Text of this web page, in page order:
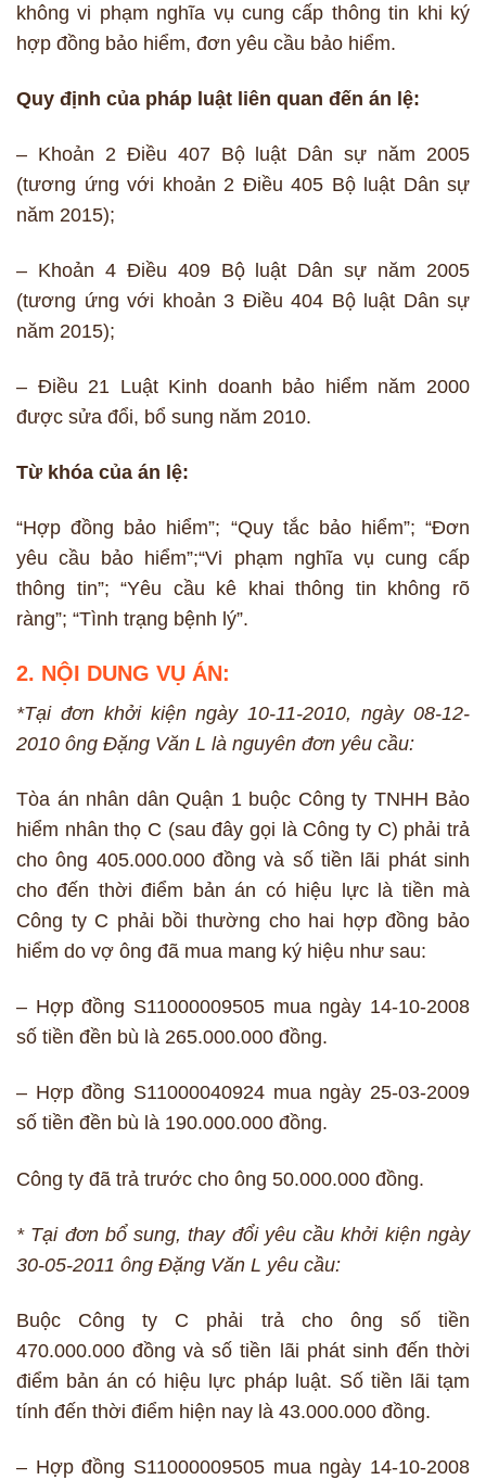
không vi phạm nghĩa vụ cung cấp thông tin khi ký
hợp đồng bảo hiểm, đơn yêu cầu bảo hiểm.
Quy định của pháp luật liên quan đến án lệ:
– Khoản 2 Điều 407 Bộ luật Dân sự năm 2005
(tương ứng với khoản 2 Điều 405 Bộ luật Dân sự
năm 2015);
– Khoản 4 Điều 409 Bộ luật Dân sự năm 2005
(tương ứng với khoản 3 Điều 404 Bộ luật Dân sự
năm 2015);
– Điều 21 Luật Kinh doanh bảo hiểm năm 2000
được sửa đổi, bổ sung năm 2010.
Từ khóa của án lệ:
“Hợp đồng bảo hiểm”; “Quy tắc bảo hiểm”; “Đơn
yêu cầu bảo hiểm”;“Vi phạm nghĩa vụ cung cấp
thông tin”; “Yêu cầu kê khai thông tin không rõ
ràng”; “Tình trạng bệnh lý”.
2. NỘI DUNG VỤ ÁN:
*Tại đơn khởi kiện ngày 10-11-2010, ngày 08-12-
2010 ông Đặng Văn L là nguyên đơn yêu cầu:
Tòa án nhân dân Quận 1 buộc Công ty TNHH Bảo
hiểm nhân thọ C (sau đây gọi là Công ty C) phải trả
cho ông 405.000.000 đồng và số tiền lãi phát sinh
cho đến thời điểm bản án có hiệu lực là tiền mà
Công ty C phải bồi thường cho hai hợp đồng bảo
hiểm do vợ ông đã mua mang ký hiệu như sau:
– Hợp đồng S11000009505 mua ngày 14-10-2008
số tiền đền bù là 265.000.000 đồng.
– Hợp đồng S11000040924 mua ngày 25-03-2009
số tiền đền bù là 190.000.000 đồng.
Công ty đã trả trước cho ông 50.000.000 đồng.
* Tại đơn bổ sung, thay đổi yêu cầu khởi kiện ngày
30-05-2011 ông Đặng Văn L yêu cầu:
Buộc Công ty C phải trả cho ông số tiền
470.000.000 đồng và số tiền lãi phát sinh đến thời
điểm bản án có hiệu lực pháp luật. Số tiền lãi tạm
tính đến thời điểm hiện nay là 43.000.000 đồng.
– Hợp đồng S11000009505 mua ngày 14-10-2008